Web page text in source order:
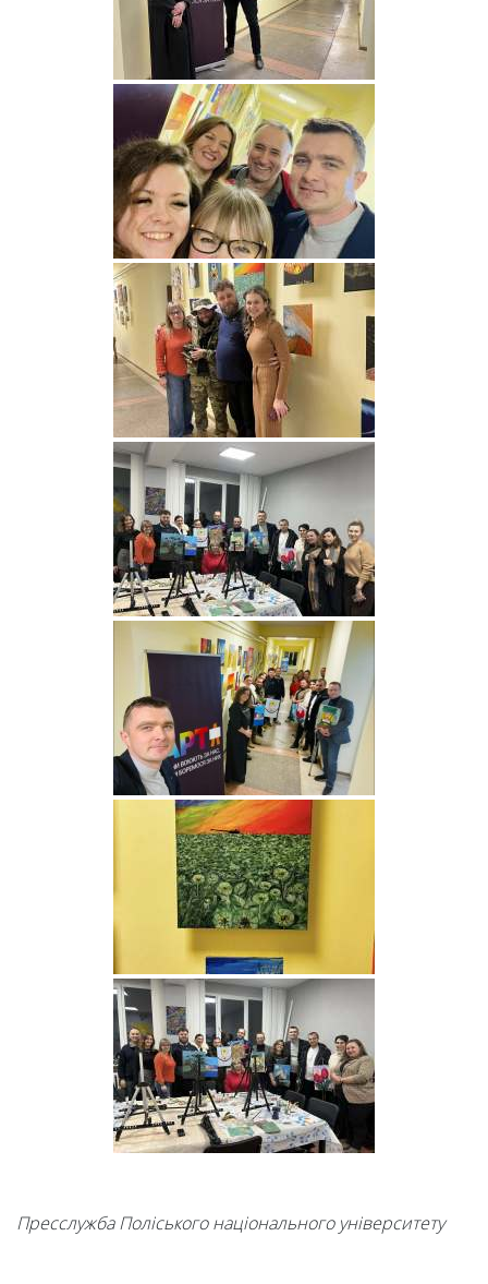
Пресслужба Поліського національного університету